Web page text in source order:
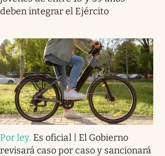
deben integrar el Ejército
Por ley. Es oficial | El Gobierno
revisará caso por caso y sancionará